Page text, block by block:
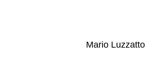
Mario Luzzatto